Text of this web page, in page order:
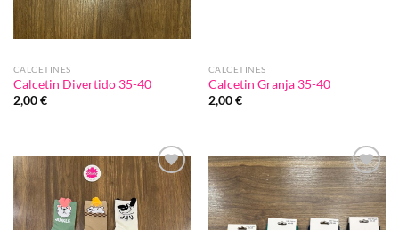
CALCETINES
Calcetin Divertido 35-40
2,00€
CALCETINES
Calcetin Granja 35-40
2,00€
Añadir
lista de
deseos
Añadir
a la
lista de
deseos